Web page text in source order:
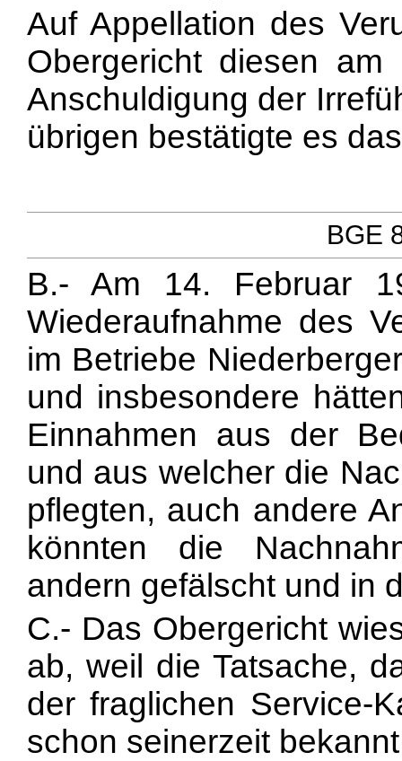
Auf Appellation des
Obergericht diesen
Anschuldigung der
übrigen bestätigte es
BGE
B.- Am 14. Februar
Wiederaufnahme des
im Betriebe
und insbesondere
Einnahmen aus der
und aus welcher die
pflegten, auch andere
könnten die
andern gefälscht und in
C.- Das Obergericht
ab, weil die Tatsache,
der fraglichen Service-
schon seinerzeit